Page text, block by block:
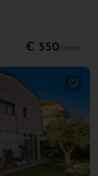
€ 550/mese